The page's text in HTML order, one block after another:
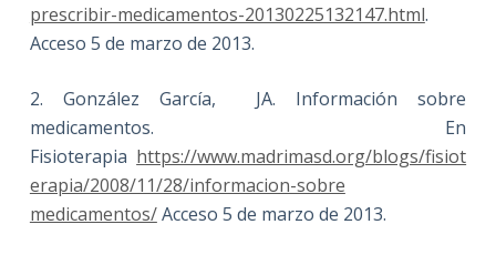
prescribir-medicamentos-20130225132147.html.
Acceso 5 de marzo de 2013.
2. González García, JA. Información sobre
medicamentos. En
Fisioterapia https://www.madrimasd.org/blogs/fisiot
erapia/2008/11/28/informacion-sobre
medicamentos/Acceso 5 de marzo de 2013.